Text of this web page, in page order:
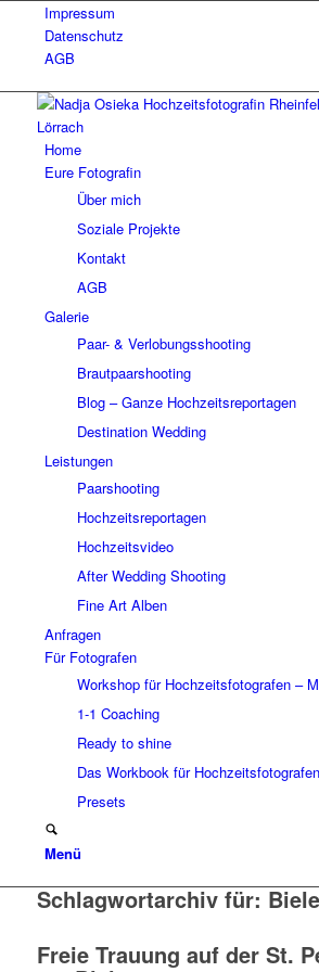
Impressum
Datenschutz
AGB
Home
Eure Fotografin
Über mich
Soziale Projekte
Kontakt
AGB
Galerie
Paar- & Verlobungsshooting
Brautpaarshooting
Blog – Ganze Hochzeitsreportagen
Destination Wedding
Leistungen
Paarshooting
Hochzeitsreportagen
Hochzeitsvideo
After Wedding Shooting
Fine Art Alben
Anfragen
Für Fotografen
Workshop für Hochzeitsfotografen –
1-1 Coaching
Ready to shine
Das Workbook für Hochzeitsfotografen
Presets
Menü
Schlagwortarchiv für:
Freie Trauung auf der St.